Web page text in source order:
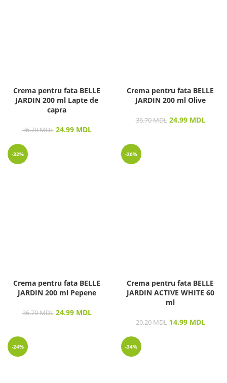
Crema pentru fata BELLE
JARDIN 200 ml Lapte de
capra
36.70MDL 24.99 MDL
Crema pentru fata BELLE
JARDIN 200 ml Olive
36.70MDL 24.99 MDL
-32%
Crema pentru fata BELLE
JARDIN 200 ml Pepene
36.70MDL 24.99 MDL
-26%
Crema pentru fata BELLE
JARDIN ACTIVE WHITE 60
ml
20.20MDL 14.99 MDL
-24% -34%